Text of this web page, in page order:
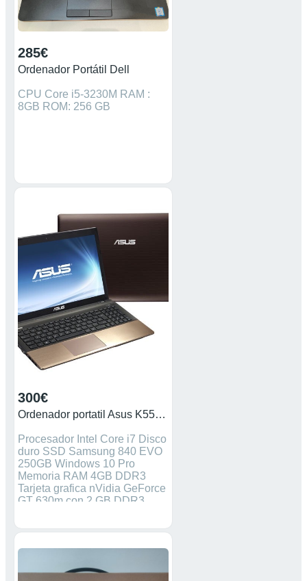
285€
Ordenador Portátil Dell
CPU Core i5-3230M RAM :
8GB ROM: 256 GB
300€
Ordenador portatil Asus K55V Intel Core i7 3xUSBs
Procesador Intel Core i7 Disco
duro SSD Samsung 840 EVO
250GB Windows 10 Pro
Memoria RAM 4GB DDR3
Tarjeta grafica nVidia GeForce
GT 630m con 2 GB DDR3
auriculares y micrófono, 1 x
USB 2.0, 1 RJ45, 1 x HDMI
hago cambios y Precio NO